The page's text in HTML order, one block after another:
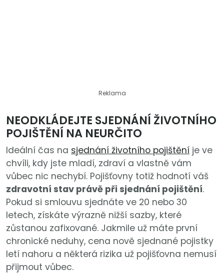
Reklama
NEODKLÁDEJTE SJEDNÁNÍ ŽIVOTNÍHO
POJIŠTĚNÍ NA NEURČITO
Ideální čas na sjednání životního pojištění je ve
chvíli, kdy jste mladí, zdraví a vlastně vám
vůbec nic nechybí. Pojišťovny totiž hodnotí váš
zdravotní stav právě při sjednání pojištění.
Pokud si smlouvu sjednáte ve 20 nebo 30
letech, získáte výrazně nižší sazby, které
zůstanou zafixované. Jakmile už máte první
chronické neduhy, cena nově sjednané pojistky
letí nahoru a některá rizika už pojišťovna nemusí
přijmout vůbec.